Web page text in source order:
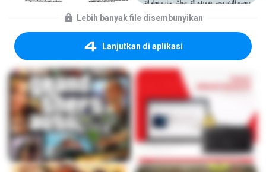
Lebih banyak file disembunyikan
Lanjutkan di aplikasi